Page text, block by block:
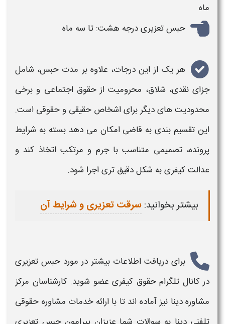
ماه
حبس تعزیری درجه هشت: تا سه ماه
هر یک از این درجات، علاوه بر مدت حبس، شامل
جزای نقدی، شلاق، محرومیت از حقوق اجتماعی و برخی
محدودیت های دیگر برای اشخاص حقیقی و حقوقی است.
این تقسیم بندی به قاضی امکان می دهد بسته به شرایط
پرونده، تصمیمی متناسب با جرم و مرتکب اتخاذ کند و
عدالت کیفری به شکل دقیق تری اجرا شود.
بیشتر بخوانید:سرقت تعزیری و شرایط آن
برای دریافت اطلاعات بیشتر در مورد حبس تعزیری
در کانال تلگرام حقوق کیفری عضو شوید. کارشناسان مرکز
مشاوره دینا نیز آماده اند تا با ارائه خدمات مشاوره حقوقی